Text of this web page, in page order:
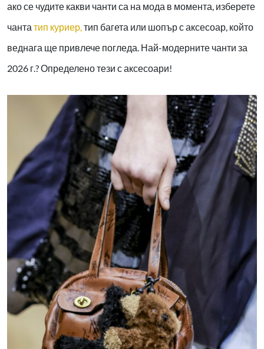
ако се чудите какви чанти са на мода в момента, изберете
чанта тип куриер,тип багета или шопър с аксесоар, който
веднага ще привлече погледа. Най-модерните чанти за
2026 г.? Определено тези с аксесоари!